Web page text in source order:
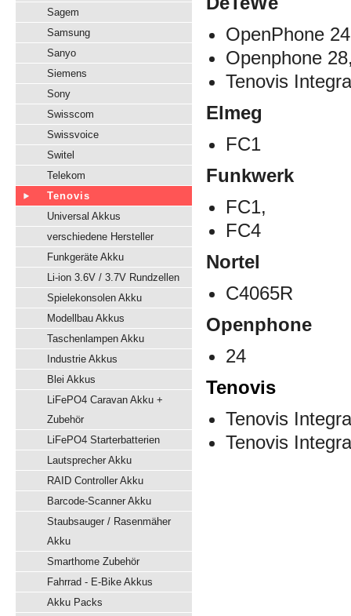
Sagem
Samsung
Sanyo
Siemens
Sony
Swisscom
Swissvoice
Switel
Telekom
Tenovis
Universal Akkus
verschiedene Hersteller
Funkgeräte Akku
Li-ion 3.6V / 3.7V Rundzellen
Spielekonsolen Akku
Modellbau Akkus
Taschenlampen Akku
Industrie Akkus
Blei Akkus
LiFePO4 Caravan Akku +
Zubehör
LiFePO4 Starterbatterien
Lautsprecher Akku
RAID Controller Akku
Barcode-Scanner Akku
Staubsauger / Rasenmäher
Akku
Smarthome Zubehör
Fahrrad - E-Bike Akkus
Akku Packs
OpenPhone
Openphone
Tenovis
Elmeg
FC1
Funkwerk
FC1,
FC4
Nortel
C4065R
Openphone
24
Tenovis
Tenovis
Tenovis